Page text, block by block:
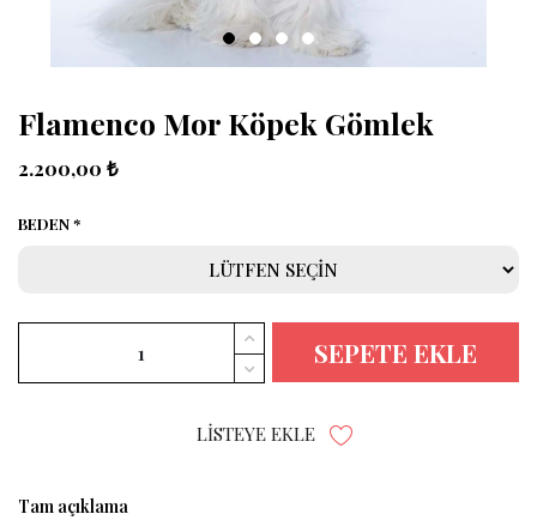
Flamenco Mor Köpek Gömlek
2.200,00 ₺
BEDEN
SEPETE EKLE
LISTEYE EKLE
Tam açıklama